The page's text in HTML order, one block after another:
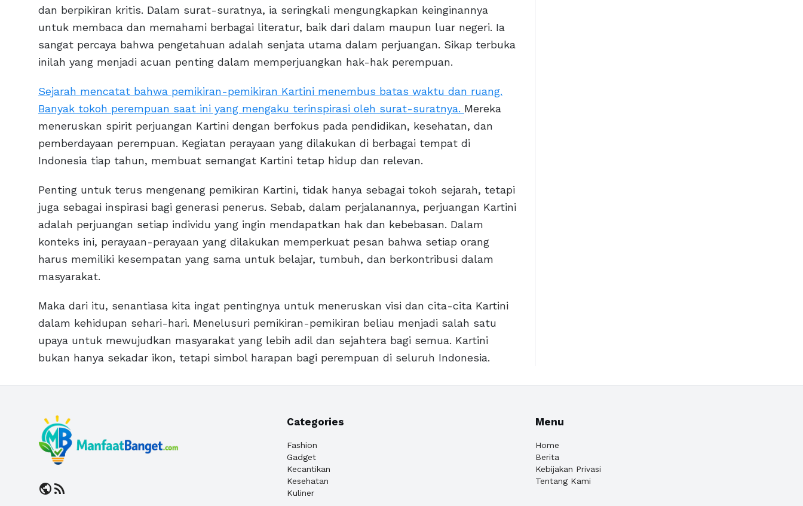
dan berpikiran kritis. Dalam surat-suratnya, ia seringkali mengungkapkan keinginannya
untuk membaca dan memahami berbagai literatur, baik dari dalam maupun luar negeri. Ia
sangat percaya bahwa pengetahuan adalah senjata utama dalam perjuangan. Sikap terbuka
inilah yang menjadi acuan penting dalam memperjuangkan hak-hak perempuan.
Sejarah mencatat bahwa pemikiran-pemikiran Kartini menembus batas waktu dan ruang.
Banyak tokoh perempuan saat ini yang mengaku terinspirasi oleh surat-suratnya. Mereka
meneruskan spirit perjuangan Kartini dengan berfokus pada pendidikan, kesehatan, dan
pemberdayaan perempuan. Kegiatan perayaan yang dilakukan di berbagai tempat di
Indonesia tiap tahun, membuat semangat Kartini tetap hidup dan relevan.
Penting untuk terus mengenang pemikiran Kartini, tidak hanya sebagai tokoh sejarah, tetapi
juga sebagai inspirasi bagi generasi penerus. Sebab, dalam perjalanannya, perjuangan Kartini
adalah perjuangan setiap individu yang ingin mendapatkan hak dan kebebasan. Dalam
konteks ini, perayaan-perayaan yang dilakukan memperkuat pesan bahwa setiap orang
harus memiliki kesempatan yang sama untuk belajar, tumbuh, dan berkontribusi dalam
masyarakat.
Maka dari itu, senantiasa kita ingat pentingnya untuk meneruskan visi dan cita-cita Kartini
dalam kehidupan sehari-hari. Menelusuri pemikiran-pemikiran beliau menjadi salah satu
upaya untuk mewujudkan masyarakat yang lebih adil dan sejahtera bagi semua. Kartini
bukan hanya sekadar ikon, tetapi simbol harapan bagi perempuan di seluruh Indonesia.
publicrss_feed
Categories
Fashion
Gadget
Kecantikan
Kesehatan
Kuliner
Menu
Home
Berita
Kebijakan Privasi
Tentang Kami